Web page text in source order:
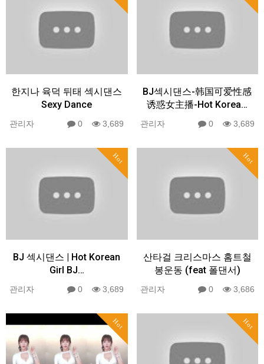
한지나 육덕 뒤태 섹시댄스
Sexy Dance
관리자 0 3,689
BJ섹시댄스-韩国可爱性感
诱惑女主播-Hot Korea…
관리자 0 3,689
Hot
BJ 섹시댄스 | Hot Korean
Girl BJ…
관리자 0 3,689
Hot
산타걸 크리스마스 홈트철
봉운동 (feat 폴댄서)
관리자 0 3,686
Hot Hot